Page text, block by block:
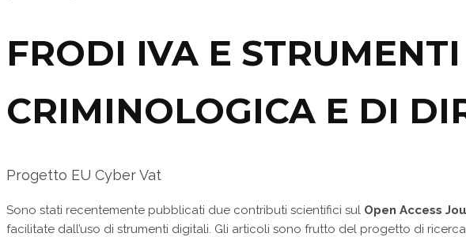
FRODI IVA E
CRIMINOLOGICA E DI
Progetto EU Cyber Vat
Sono stati recentemente pubblicati due contributi scientifici sul Open Access
facilitate dall’uso di strumenti digitali. Gli articoli sono frutto del progetto di ricerca